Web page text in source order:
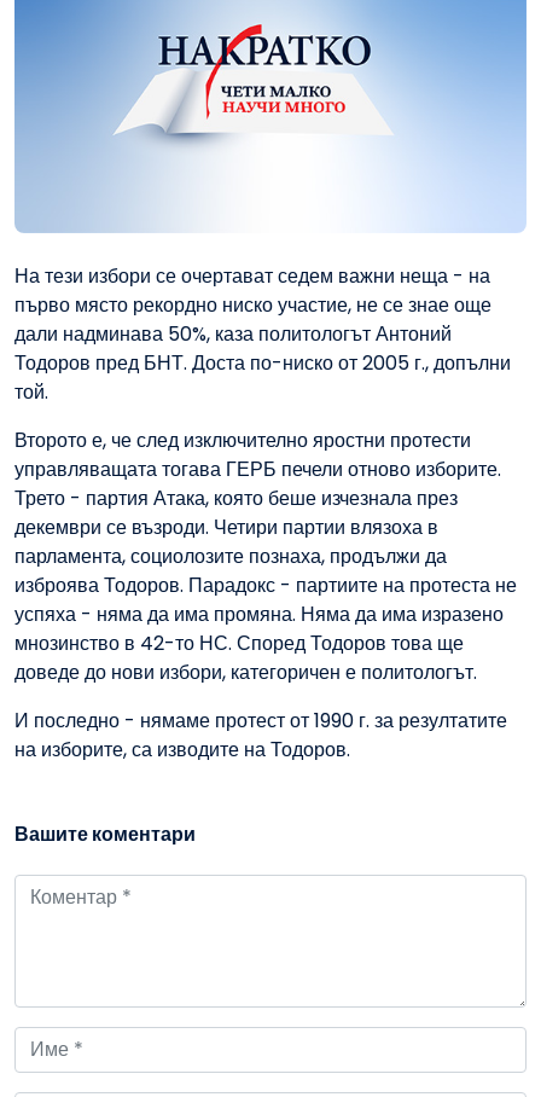
На тези избори се очертават седем важни неща - на
първо място рекордно ниско участие, не се знае още
дали надминава 50%, каза политологът Антоний
Тодоров пред БНТ. Доста по-ниско от 2005 г., допълни
той.
Второто е, че след изключително яростни протести
управляващата тогава ГЕРБ печели отново изборите.
Трето - партия Атака, която беше изчезнала през
декември се възроди. Четири партии влязоха в
парламента, социолозите познаха, продължи да
изброява Тодоров. Парадокс - партиите на протеста не
успяха - няма да има промяна. Няма да има изразено
мнозинство в 42-то НС. Според Тодоров това ще
доведе до нови избори, категоричен е политологът.
И последно - нямаме протест от 1990 г. за резултатите
на изборите, са изводите на Тодоров.
Вашите коментари